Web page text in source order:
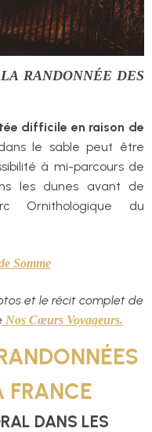
RANDONNÉE DES
difficile en raison de
le sable peut être
à mi-parcours de
les dunes avant de
Ornithologique du
Somme
et le récit complet de
Nos CœursVoyageurs.
FRANCE
DANS LES